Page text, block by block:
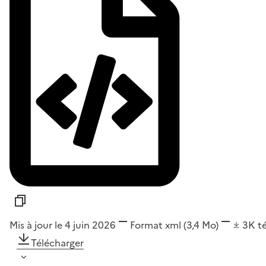
Mis à jour le 4 juin 2026 Format xml (3,4 Mo) 3K
Télécharger